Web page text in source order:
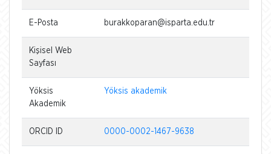
E-Posta burakkoparan@isparta.edu.tr
Kişisel Web
Sayfası
Yöksis
Akademik
Yöksis akademik
ORCID ID 0000-0002-1467-9638